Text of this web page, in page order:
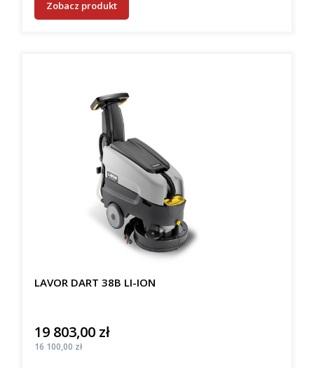
Zobacz produkt
LAVOR DART 38B LI-ION
Cena
19 803,00 zł
Cena
16 100,00 zł